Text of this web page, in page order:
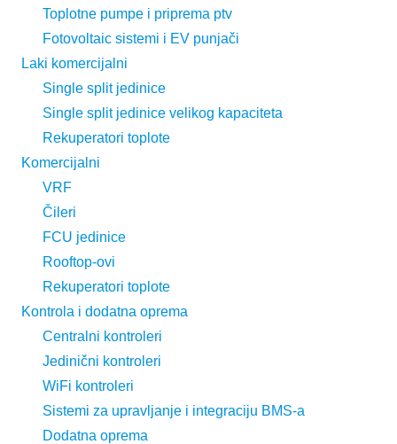
Toplotne pumpe i priprema ptv
Fotovoltaic sistemi i EV punjači
Laki komercijalni
Single split jedinice
Single split jedinice velikog kapaciteta
Rekuperatori toplote
Komercijalni
VRF
Čileri
FCU jedinice
Rooftop-ovi
Rekuperatori toplote
Kontrola i dodatna oprema
Centralni kontroleri
Jedinični kontroleri
WiFi kontroleri
Sistemi za upravljanje i integraciju BMS-a
Dodatna oprema